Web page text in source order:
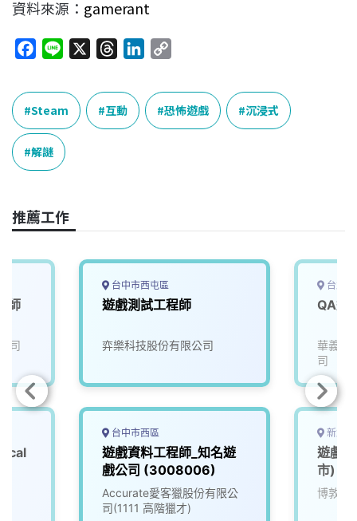
資料來源： gamerant
c
e
b
o
o
n
e
r
e
a
k
p
y
L
Steam 互動 恐怖遊戲 沉浸式
解謎
推薦工作
師
司
台中市西屯區
遊戲測試工程師
弈樂科技股份有限公司
台中市西區
遊戲資料工程師_知名遊
戲公司 (3008006)
Accurate愛客獵股份有限公
司(1111 高階獵才)
台北
華義國
司
新北
遊戲
市)
博敦電